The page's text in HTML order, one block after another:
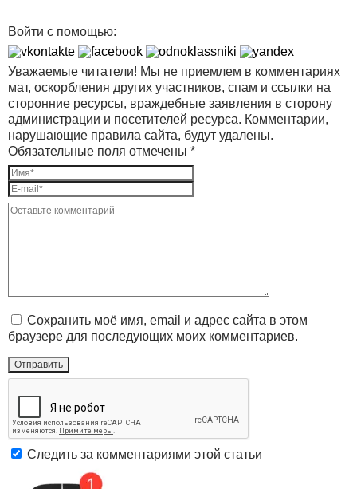
Войти с помощью:
Уважаемые читатели! Мы не приемлем в комментариях
мат, оскорбления других участников, спам и ссылки на
сторонние ресурсы, враждебные заявления в сторону
администрации и посетителей ресурса. Комментарии,
нарушающие правила сайта, будут удалены.
Обязательные поля отмечены *
Сохранить моё имя, email и адрес сайта в этом
браузере для последующих моих комментариев.
Следить за комментариями этой статьи